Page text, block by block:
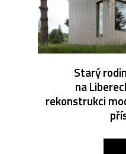
Starý
na
rekonstrukci